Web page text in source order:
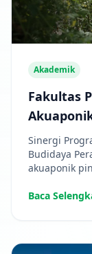
Akademik
Fakultas
Perairan
Sinergi
Budidaya
akuaponik
Baca